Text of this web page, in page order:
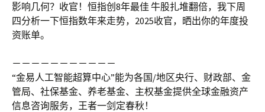
影响几何？收官！恒指创8年最佳 牛股扎堆翻倍，我下周
四分析一下恒指数年来走势，2025收官，晒出你的年度投
资账单。
－－－－－－－－－－－
“金易人工智能超算中心”能为各国/地区央行、财政部、金
管局、社保基金、养老基金、主权基金提供全球金融资产
信息咨询服务，王者一剑定春秋！